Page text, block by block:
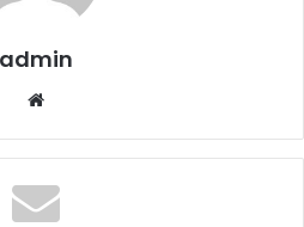
admin